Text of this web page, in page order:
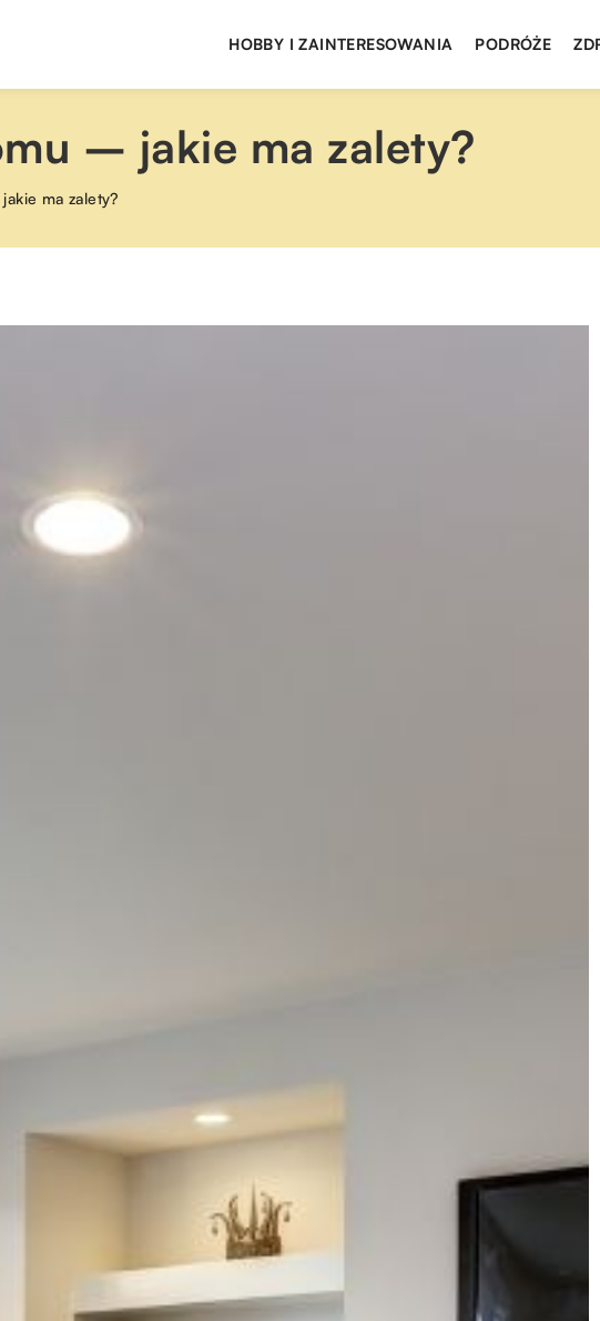
HOBBY I ZAINTERESOWANIA PODRÓŻE
– jakie ma zalety?
ma zalety?